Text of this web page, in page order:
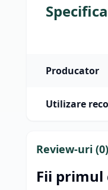
Producator
Utilizare
Review-uri (0)
Fii primul